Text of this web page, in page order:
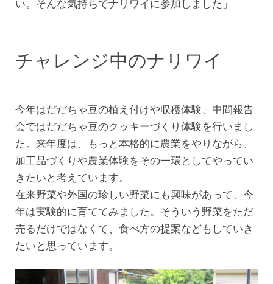
い。そんな気持ちでナリワイに参加しました」
チャレンジ中のナリワイ
今年はだだちゃ豆の植え付けや収穫体験、中間報告
会ではだだちゃ豆のクッキーづくり体験を行いまし
た。来年度は、もっと本格的に農業をやりながら、
加工品づくりや農業体験をその一環としてやってい
きたいと考えています。
在来野菜や外国の珍しい野菜にも興味があって、今
年は実験的に育ててみました。そういう野菜をただ
売るだけではなくて、食べ方の提案などもしていき
たいと思っています。